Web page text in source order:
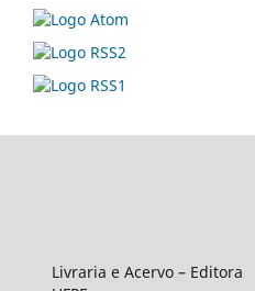
Livraria e Acervo – Editora